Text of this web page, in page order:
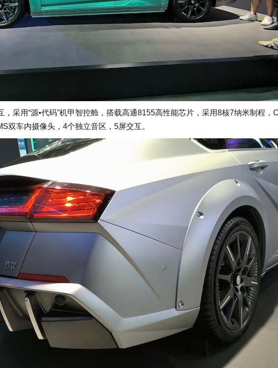
用“源•代码”机甲智控舱，搭载高通8155高性能芯片，采用8核7纳米制程，
双车内摄像头，4个独立音区，5屏交互。